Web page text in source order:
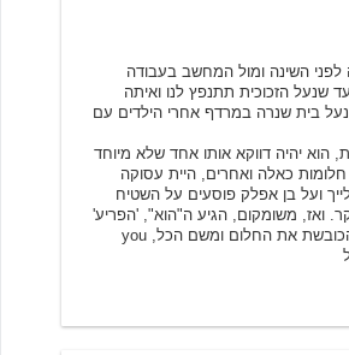
לפני השינה ומול המחשב בעבודה
שנעל הזכוכית תתנפץ לנו ואיתה
בית שנרה במרדף אחרי הילדים עם
הוא יהיה דווקא אותו אחד שלא מיוחד
כאלה ואחרים, היית עסוקה
ועל בן אפלק פוסעים על השטיח
ואז, משומקום, הגיע ה"הוא", 'הפריע'
ואף קטע בחוצפתו הכובשת את החלום ומשם הכל, you